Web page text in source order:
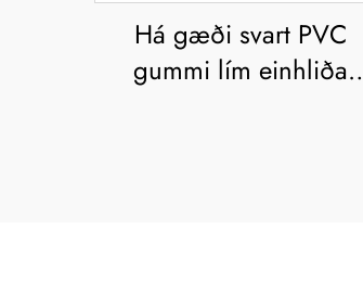
Há gæði svart PVC
gummi lím einhliða